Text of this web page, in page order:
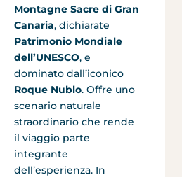
Montagne Sacre di Gran
Canaria, dichiarate
Patrimonio Mondiale
dell’UNESCO, e
dominato dall’iconico
Roque Nublo. Offre uno
scenario naturale
straordinario che rende
il viaggio parte
integrante
dell’esperienza. In